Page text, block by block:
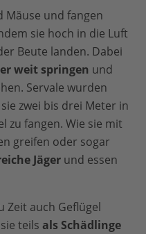
Mäuse und fangen
sie hoch in die Luft
Beute landen. Dabei
weit springen und
Servale wurden
zwei bis drei Meter in
zu fangen. Wie sie mit
greifen oder sogar
Jäger und essen
Zeit auch Geflügel
teils als Schädlinge